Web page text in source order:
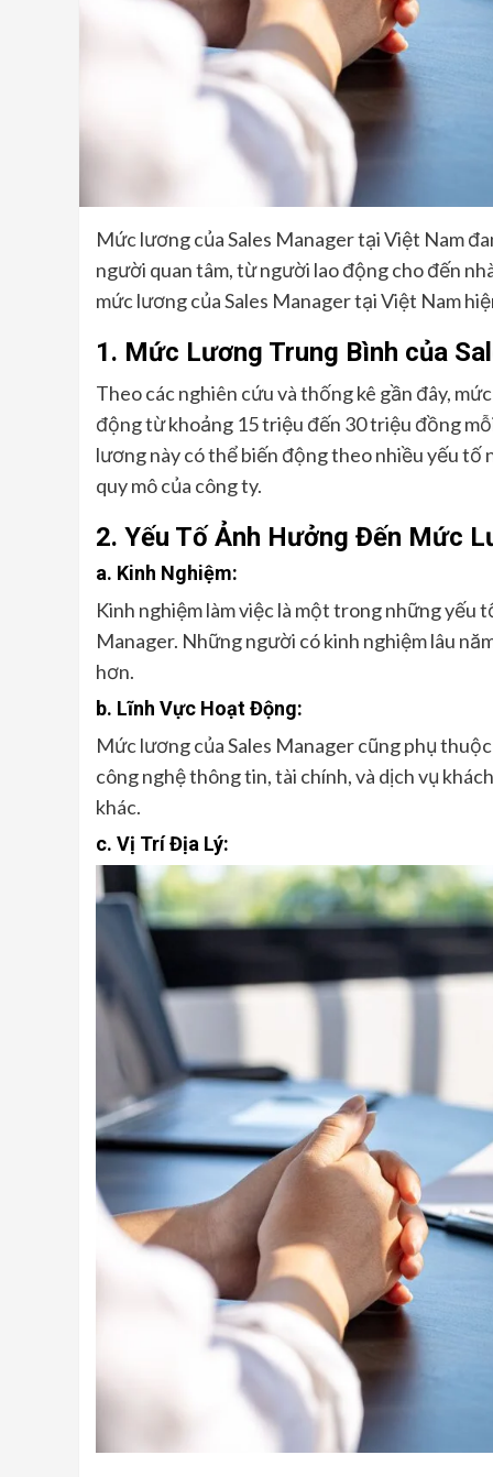
Mức lương của Sales Manager tại Việt Nam
người quan tâm, từ người lao động cho đến
mức lương của Sales Manager tại Việt Nam
1. Mức Lương Trung Bình của
Theo các nghiên cứu và thống kê gần đây,
động từ khoảng 15 triệu đến 30 triệu đồng
lương này có thể biến động theo nhiều yếu tố
quy mô của công ty.
2. Yếu Tố Ảnh Hưởng Đến Mức
a. Kinh Nghiệm:
Kinh nghiệm làm việc là một trong những yếu
Manager. Những người có kinh nghiệm lâu
hơn.
b. Lĩnh Vực Hoạt Động:
Mức lương của Sales Manager cũng phụ
công nghệ thông tin, tài chính, và dịch vụ
khác.
c. Vị Trí Địa Lý: